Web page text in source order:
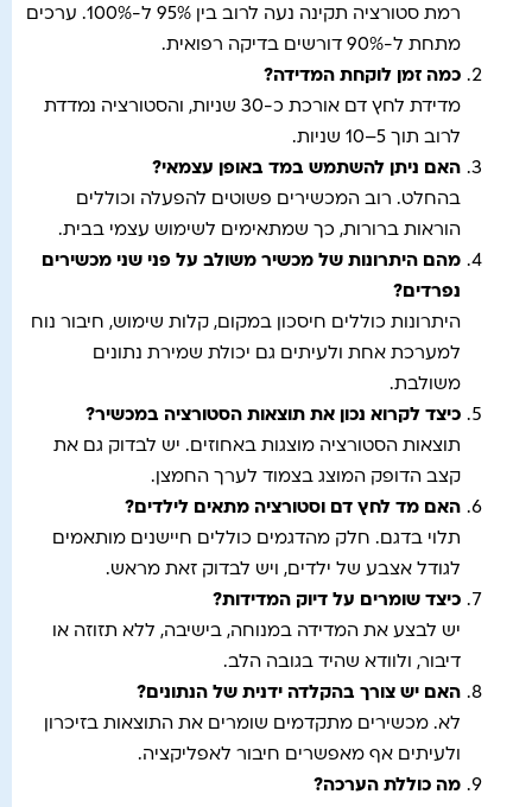
רמת סטורציה תקינה נעה לרוב בין 95% ל-100%. ערכים
מתחת ל-90% דורשים בדיקה רפואית.
כמה זמן לוקחת המדידה?
מדידת לחץ דם אורכת כ-30 שניות, והסטורציה נמדדת
לרוב תוך 5–10 שניות.
האם ניתן להשתמש במד באופן עצמאי?
בהחלט. רוב המכשירים פשוטים להפעלה וכוללים
הוראות ברורות, כך שמתאימים לשימוש עצמי בבית.
מהם היתרונות של מכשיר משולב על פני שני מכשירים
נפרדים?
היתרונות כוללים חיסכון במקום, קלות שימוש, חיבור נוח
למערכת אחת ולעיתים גם יכולת שמירת נתונים
משולבת.
כיצד לקרוא נכון את תוצאות הסטורציה במכשיר?
תוצאות הסטורציה מוצגות באחוזים. יש לבדוק גם את
קצב הדופק המוצג בצמוד לערך החמצן.
האם מד לחץ דם וסטורציה מתאים לילדים?
תלוי בדגם. חלק מהדגמים כוללים חיישנים מותאמים
לגודל אצבע של ילדים, ויש לבדוק זאת מראש.
כיצד שומרים על דיוק המדידות?
יש לבצע את המדידה במנוחה, בישיבה, ללא תזוזה או
דיבור, ולוודא שהיד בגובה הלב.
האם יש צורך בהקלדה ידנית של הנתונים?
לא. מכשירים מתקדמים שומרים את התוצאות בזיכרון
ולעיתים אף מאפשרים חיבור לאפליקציה.
מה כוללת הערכה?